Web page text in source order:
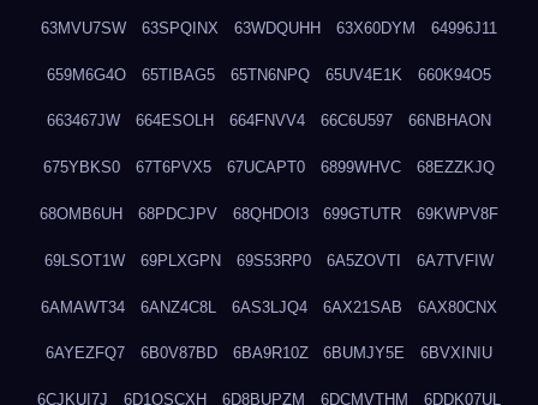
63MVU7SW 63SPQINX 63WDQUHH 63X60DYM 64996J11
659M6G4O 65TIBAG5 65TN6NPQ 65UV4E1K 660K94O5
663467JW 664ESOLH 664FNVV4 66C6U597 66NBHAON
675YBKS0 67T6PVX5 67UCAPT0 6899WHVC 68EZZKJQ
68OMB6UH 68PDCJPV 68QHDOI3 699GTUTR 69KWPV8F
69LSOT1W 69PLXGPN 69S53RP0 6A5ZOVTI 6A7TVFIW
6AMAWT34 6ANZ4C8L 6AS3LJQ4 6AX21SAB 6AX80CNX
6AYEZFQ7 6B0V87BD 6BA9R10Z 6BUMJY5E 6BVXINIU
6CJKUI7J 6D1OSCXH 6D8BUPZM 6DCMVTHM 6DDK07UL